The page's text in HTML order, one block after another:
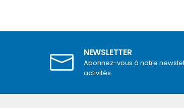
NEWSLETTER
Abonnez-vous à notre
activités.